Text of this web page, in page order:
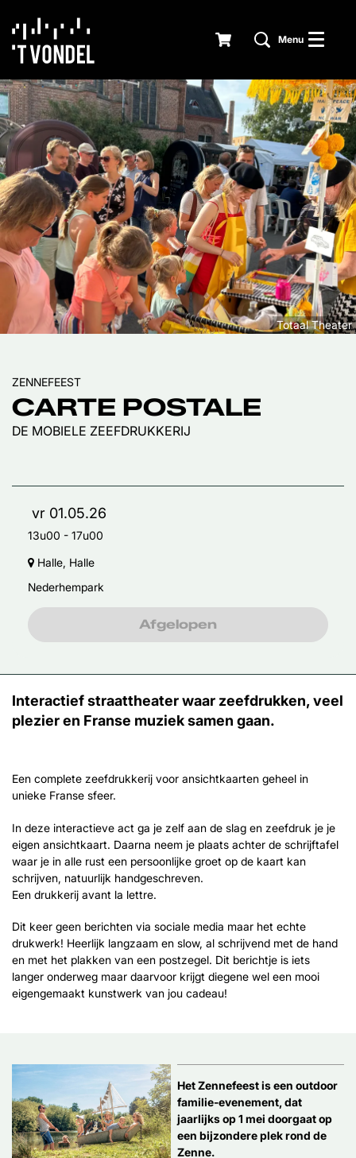
Menu
Totaal Theater
CARTE POSTALE
DE MOBIELE ZEEFDRUKKERIJ
ZENNEFEEST
vr 01.05.26
13u00 - 17u00
Halle, Halle
Nederhempark
Afgelopen
Interactief straattheater waar zeefdrukken, veel
plezier en Franse muziek samen gaan.
Een complete zeefdrukkerij voor ansichtkaarten geheel in
unieke Franse sfeer.
In deze interactieve act ga je zelf aan de slag en zeefdruk je je
eigen ansichtkaart. Daarna neem je plaats achter de schrijftafel
waar je in alle rust een persoonlijke groet op de kaart kan
schrijven, natuurlijk handgeschreven.
Een drukkerij avant la lettre.
Dit keer geen berichten via sociale media maar het echte
drukwerk! Heerlijk langzaam en slow, al schrijvend met de hand
en met het plakken van een postzegel. Dit berichtje is iets
langer onderweg maar daarvoor krijgt diegene wel een mooi
eigengemaakt kunstwerk van jou cadeau!
Het Zennefeest is een outdoor
familie-evenement, dat
jaarlijks op 1 mei doorgaat op
een bijzondere plek rond de
Zenne.